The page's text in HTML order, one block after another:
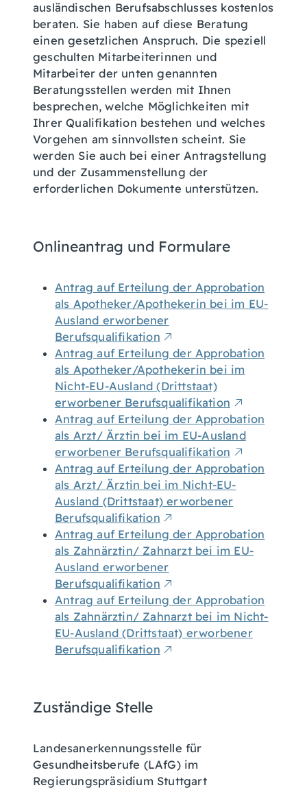
ausländischen Berufsabschlusses kostenlos
beraten. Sie haben auf diese Beratung
einen gesetzlichen Anspruch. Die speziell
geschulten Mitarbeiterinnen und
Mitarbeiter der unten genannten
Beratungsstellen werden mit Ihnen
besprechen, welche Möglichkeiten mit
Ihrer Qualifikation bestehen und welches
Vorgehen am sinnvollsten scheint. Sie
werden Sie auch bei einer Antragstellung
und der Zusammenstellung der
erforderlichen Dokumente unterstützen.
Onlineantrag und Formulare
Antrag auf Erteilung der Approbation
als Apotheker/Apothekerin bei im EU-
Ausland erworbener
Berufsqualifikation
Antrag auf Erteilung der Approbation
als Apotheker/Apothekerin bei im
Nicht-EU-Ausland (Drittstaat)
erworbener Berufsqualifikation
Antrag auf Erteilung der Approbation
als Arzt/ Ärztin bei im EU-Ausland
erworbener Berufsqualifikation
Antrag auf Erteilung der Approbation
als Arzt/ Ärztin bei im Nicht-EU-
Ausland (Drittstaat) erworbener
Berufsqualifikation
Antrag auf Erteilung der Approbation
als Zahnärztin/ Zahnarzt bei im EU-
Ausland erworbener
Berufsqualifikation
Antrag auf Erteilung der Approbation
als Zahnärztin/ Zahnarzt bei im Nicht-
EU-Ausland (Drittstaat) erworbener
Berufsqualifikation
Zuständige Stelle
Landesanerkennungsstelle für
Gesundheitsberufe (LAfG) im
Regierungspräsidium Stuttgart